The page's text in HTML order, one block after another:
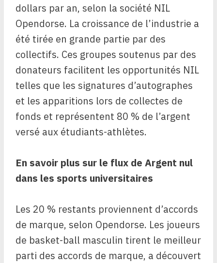
dollars par an, selon la société NIL
Opendorse. La croissance de l’industrie a
été tirée en grande partie par des
collectifs. Ces groupes soutenus par des
donateurs facilitent les opportunités NIL
telles que les signatures d’autographes
et les apparitions lors de collectes de
fonds et représentent 80 % de l’argent
versé aux étudiants-athlètes.
En savoir plus sur le flux de Argent nul
dans les sports universitaires
Les 20 % restants proviennent d’accords
de marque, selon Opendorse. Les joueurs
de basket-ball masculin tirent le meilleur
parti des accords de marque, a découvert